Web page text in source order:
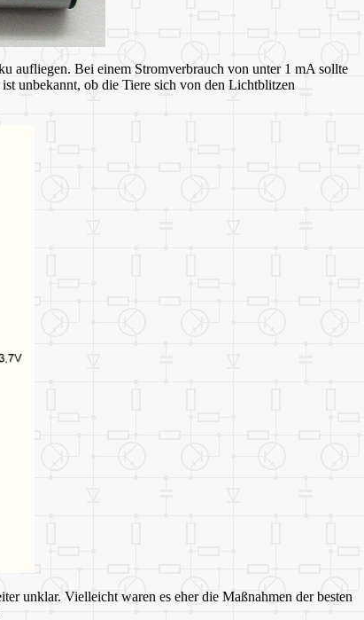
aufliegen. Bei einem Stromverbrauch von unter 1 mA sollte
unbekannt, ob die Tiere sich von den Lichtblitzen
unklar. Vielleicht waren es eher die Maßnahmen der besten